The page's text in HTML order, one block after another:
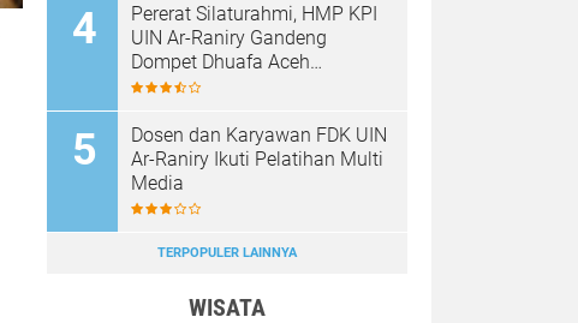
Pererat Silaturahmi, HMP KPI
UIN Ar-Raniry Gandeng
Dompet Dhuafa Aceh
Sukseskan Communication
Dosen dan Karyawan FDK UIN
Ar-Raniry Ikuti Pelatihan Multi
Media
TERPOPULER LAINNYA
WISATA